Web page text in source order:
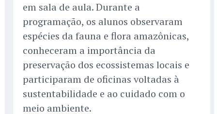
em sala de aula. Durante a
programação, os alunos observaram
espécies da fauna e flora amazônicas,
conheceram a importância da
preservação dos ecossistemas locais e
participaram de oficinas voltadas à
sustentabilidade e ao cuidado com o
meio ambiente.